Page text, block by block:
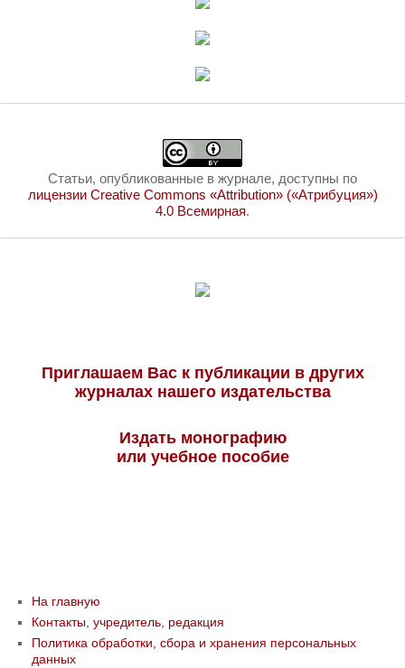
Статьи, опубликованные в журнале, доступны по
лицензии Creative Commons «Attribution» («Атрибуция»)
4.0 Всемирная.
Приглашаем Вас к публикации в других
журналах нашего издательства
Издать монографию
или учебное пособие
На главную
Контакты, учредитель, редакция
Политика обработки, сбора и хранения персональных
данных